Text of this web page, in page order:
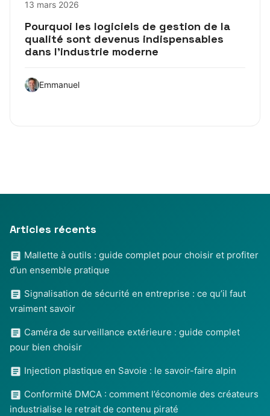
13 mars 2026
Pourquoi les logiciels de gestion de la
qualité sont devenus indispensables
dans l’industrie moderne
Emmanuel
Articles récents
Mallette à outils : guide complet pour choisir et profiter
d’un ensemble pratique
Signalisation de sécurité en entreprise : ce qu’il faut
vraiment savoir
Caméra de surveillance extérieure : guide complet
pour bien choisir
Injection plastique en Savoie : le savoir-faire alpin
Conformité DMCA : comment l’économie des créateurs
industrialise le retrait de contenu piraté